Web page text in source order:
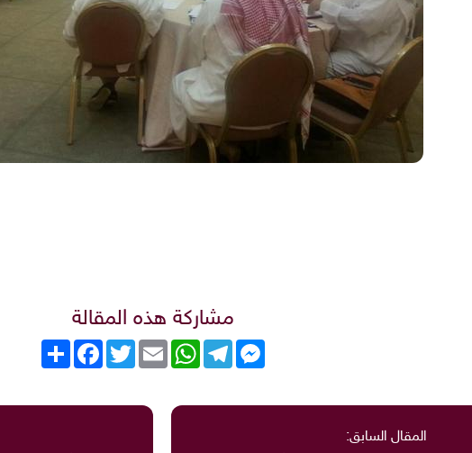
مشاركة هذه المقالة
انشر
FacebookTwitterEmail
WhatsAppTelegram
Messenger
المقال السابق: